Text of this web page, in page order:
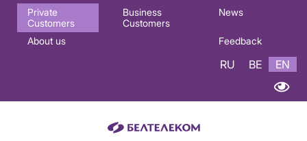
Основная
навигация
Private
Customers
Business
Customers
News
About us Feedback
RU BE EN